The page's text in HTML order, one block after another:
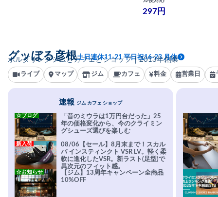
297円
ボルダリングジムとカフェとショップ｜2013年創業
グッぼる彦根土日連休11-21 平日祝16-23 月休
ライブ マップ ジム カフェ 料金 営業日
速報 ジム カフェ ショップ
「昔のミウラは1万円台だった」25
年の価格変化から、今のクライミン
グシューズ選びを楽しむ
☆ブログ
08/06【セール】8月末まで！スカル
パ インスティンクト VSR LV。軽く柔
軟に進化したVSR。新ラスト(足型)で
異次元のフィット感。
新入荷
【ジム】13周年キャンペーン全商品
10%OFF
☆お知らせ